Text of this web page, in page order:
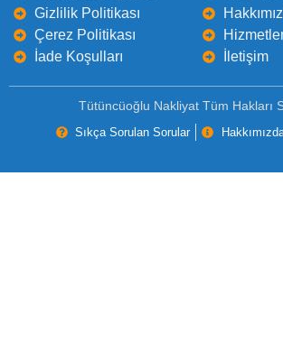
Gizlilik Politikası
Çerez Politikası
İade Koşulları
İletişim
Tütüncüoğlu Nakliyat Tüm Hakları
Sıkça Sorulan Sorular